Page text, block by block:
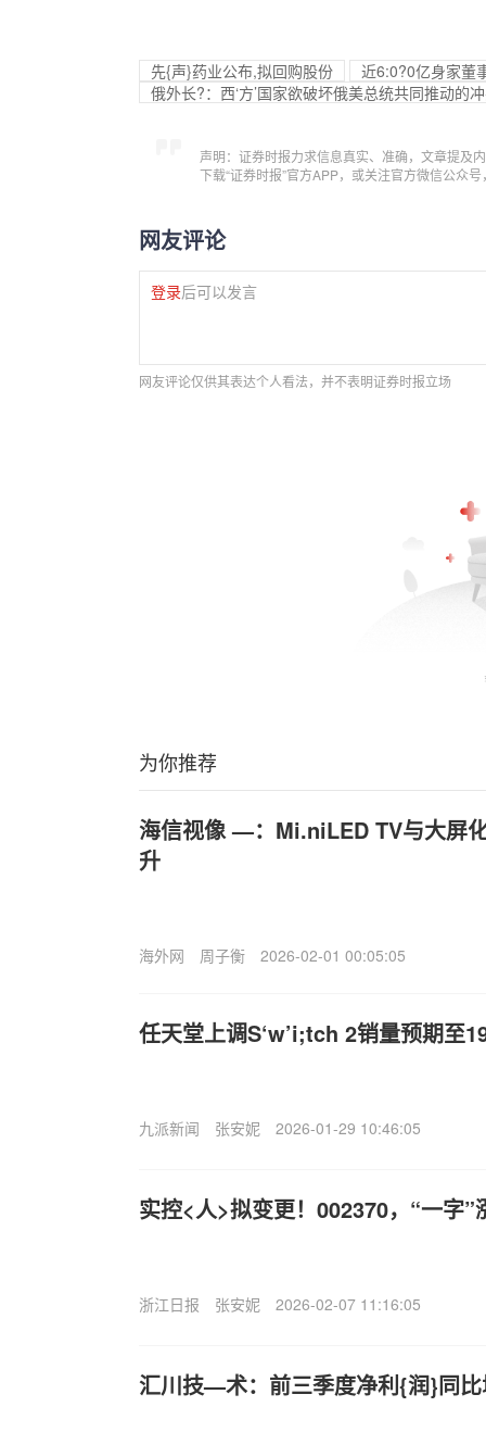
先{声}药业公布,拟回购股份
近6:0?0亿身家董
俄外长?：西‘方’国家欲破坏俄美总统共同推动的
声明：证券时报力求信息真实、准确，文章提及
下载“证券时报”官方APP，或关注官方微信公众
网友评论
登录后可以发言
网友评论仅供其表达个人看法，并不表明证券时报立场
为你推荐
海信视像 —：Mi.niLED TV与大屏
升
海外网 周子衡 2026-02-01 00:05:05
任天堂上调S‘w’i;tch 2销量预期至
九派新闻 张安妮 2026-01-29 10:46:05
实控<人>拟变更！002370，“一字”
浙江日报 张安妮 2026-02-07 11:16:05
汇川技—术：前三季度净利{润}同